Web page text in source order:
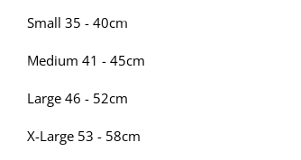
Small 35 - 40cm
Medium 41 - 45cm
Large 46 - 52cm
X-Large 53 - 58cm